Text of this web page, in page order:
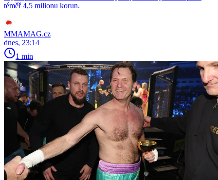
téměř 4,5 milionu korun.
MMAMAG.cz
dnes, 23:14
1 min